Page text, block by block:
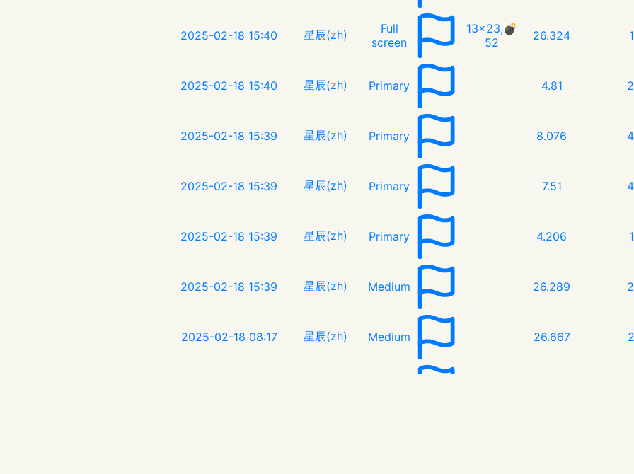
2025-02-18 15:40 星辰(zh)
Full
screen
13x23,💣︎
52
26.324
2025-02-18 15:40 星辰(zh) Primary 4.81
2025-02-18 15:39 星辰(zh) Primary 8.076
2025-02-18 15:39 星辰(zh) Primary 7.51
2025-02-18 15:39 星辰(zh) Primary 4.206
2025-02-18 15:39 星辰(zh) Medium 26.289
2025-02-18 08:17 星辰(zh) Medium 26.667